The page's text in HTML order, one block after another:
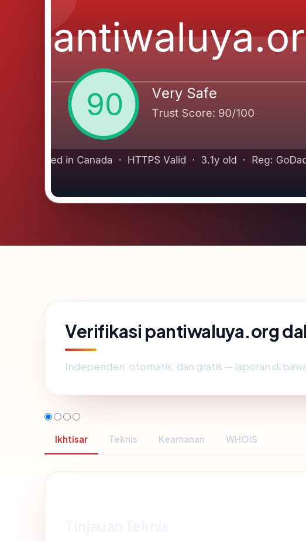
Verifikasi pantiwaluya.org
Independen, otomatis, dan gratis — laporan di
Ikhtisar Teknis Keamanan WHOIS